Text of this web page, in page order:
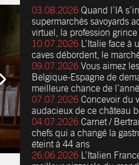
03.08.2026 Quand l’IA
supermarchés savoyards
virtuel, la profession
10.07.2026 L’Italie face à
caves débordent, le
09.07.2026 Vous aimez
Belgique-Espagne de
meilleure chance de
07.07.2026 Concevoir du
audacieux de ce château
04.07.2026 Carnet /
chefs qui a changé la
éteint à 44 ans
26.06.2026 L’Italien